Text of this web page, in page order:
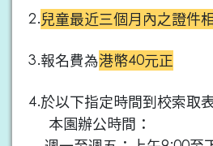
2.兒童最近三個月內之證件
3.報名費為港幣40元正
4.於以下指定時間到校索取
本園辦公時間：